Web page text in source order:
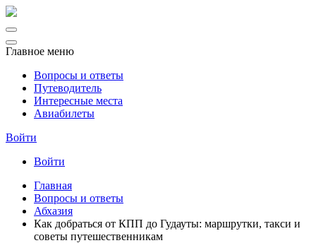
Главное меню
Вопросы и ответы
Путеводитель
Интересные места
Авиабилеты
Войти
Войти
Главная
Вопросы и ответы
Абхазия
Как добраться от КПП до Гудауты: маршрутки, такси и
советы путешественникам